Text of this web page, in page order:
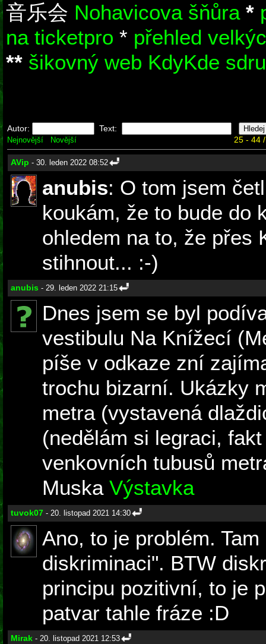
音乐会 Nohavicova šňůra*
na ticketpro * přehled
** šikovný web KdyKde
Autor: Text:
Nejnovější Novější 25 - 44
AVip - 30. leden 2022 08:52
anubis: O tom jsem
koukám, že to bude do
ohledem na to, že přes
stihnout... :-)
anubis - 29. leden 2022 21:15
Dnes jsem se byl
vestibulu Na Knížecí
píše v odkaze zní
trochu bizarní. Ukázky
metra (vystavená
(nedělám si legraci,
venkovních tubusů
Muska Výstavka
tuvok07 - 20. listopad 2021 14:30
Ano, to je problém.
diskriminaci". BTW
principu pozitivní, to je
patvar tahle fráze :D
Mirak - 20. listopad 2021 12:53